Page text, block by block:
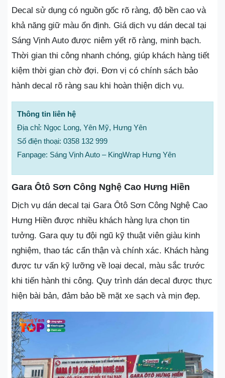
Decal sử dụng có nguồn gốc rõ ràng, độ bền cao và
khả năng giữ màu ổn định. Giá dịch vụ dán decal tại
Sáng Vịnh Auto được niêm yết rõ ràng, minh bạch.
Thời gian thi công nhanh chóng, giúp khách hàng tiết
kiệm thời gian chờ đợi. Đơn vị có chính sách bảo
hành decal rõ ràng sau khi hoàn thiện dịch vụ.
Thông tin liên hệ
Địa chỉ: Ngọc Long, Yên Mỹ, Hưng Yên
Số điện thoại: 0358 132 999
Fanpage: Sáng Vịnh Auto – KingWrap Hưng Yên
Gara Ôtô Sơn Công Nghệ Cao Hưng Hiền
Dịch vụ dán decal tại Gara Ôtô Sơn Công Nghệ Cao
Hưng Hiền được nhiều khách hàng lựa chọn tin
tưởng. Gara quy tụ đội ngũ kỹ thuật viên giàu kinh
nghiệm, thao tác cẩn thận và chính xác. Khách hàng
được tư vấn kỹ lưỡng về loại decal, màu sắc trước
khi tiến hành thi công. Quy trình dán decal được thực
hiện bài bản, đảm bảo bề mặt xe sạch và mịn đẹp.